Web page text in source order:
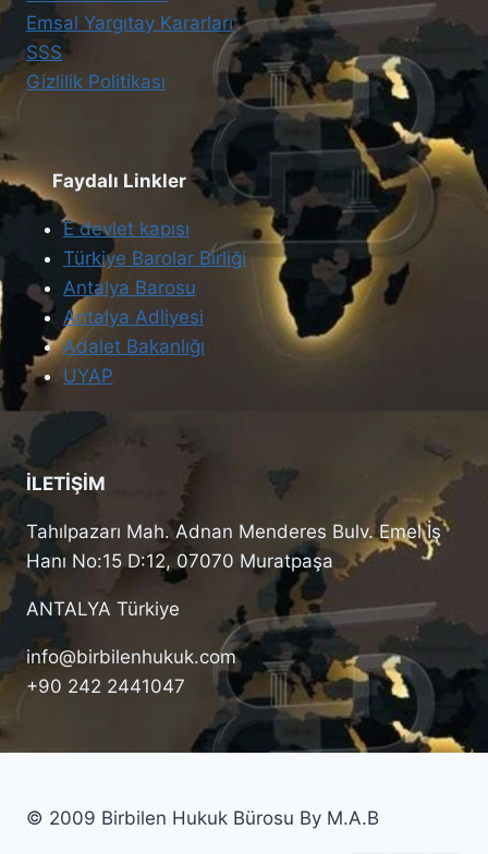
Emsal Yargıtay Kararları
SSS
Gizlilik Politikası
Faydalı Linkler
E devlet kapısı
Türkiye Barolar Birliği
Antalya Barosu
Antalya Adliyesi
Adalet Bakanlığı
UYAP
İLETİŞİM
Tahılpazarı Mah. Adnan Menderes Bulv. Emel İş
Hanı No:15 D:12, 07070 Muratpaşa
ANTALYA Türkiye
info@birbilenhukuk.com
+90 242 2441047
© 2009 Birbilen Hukuk Bürosu By M.A.B